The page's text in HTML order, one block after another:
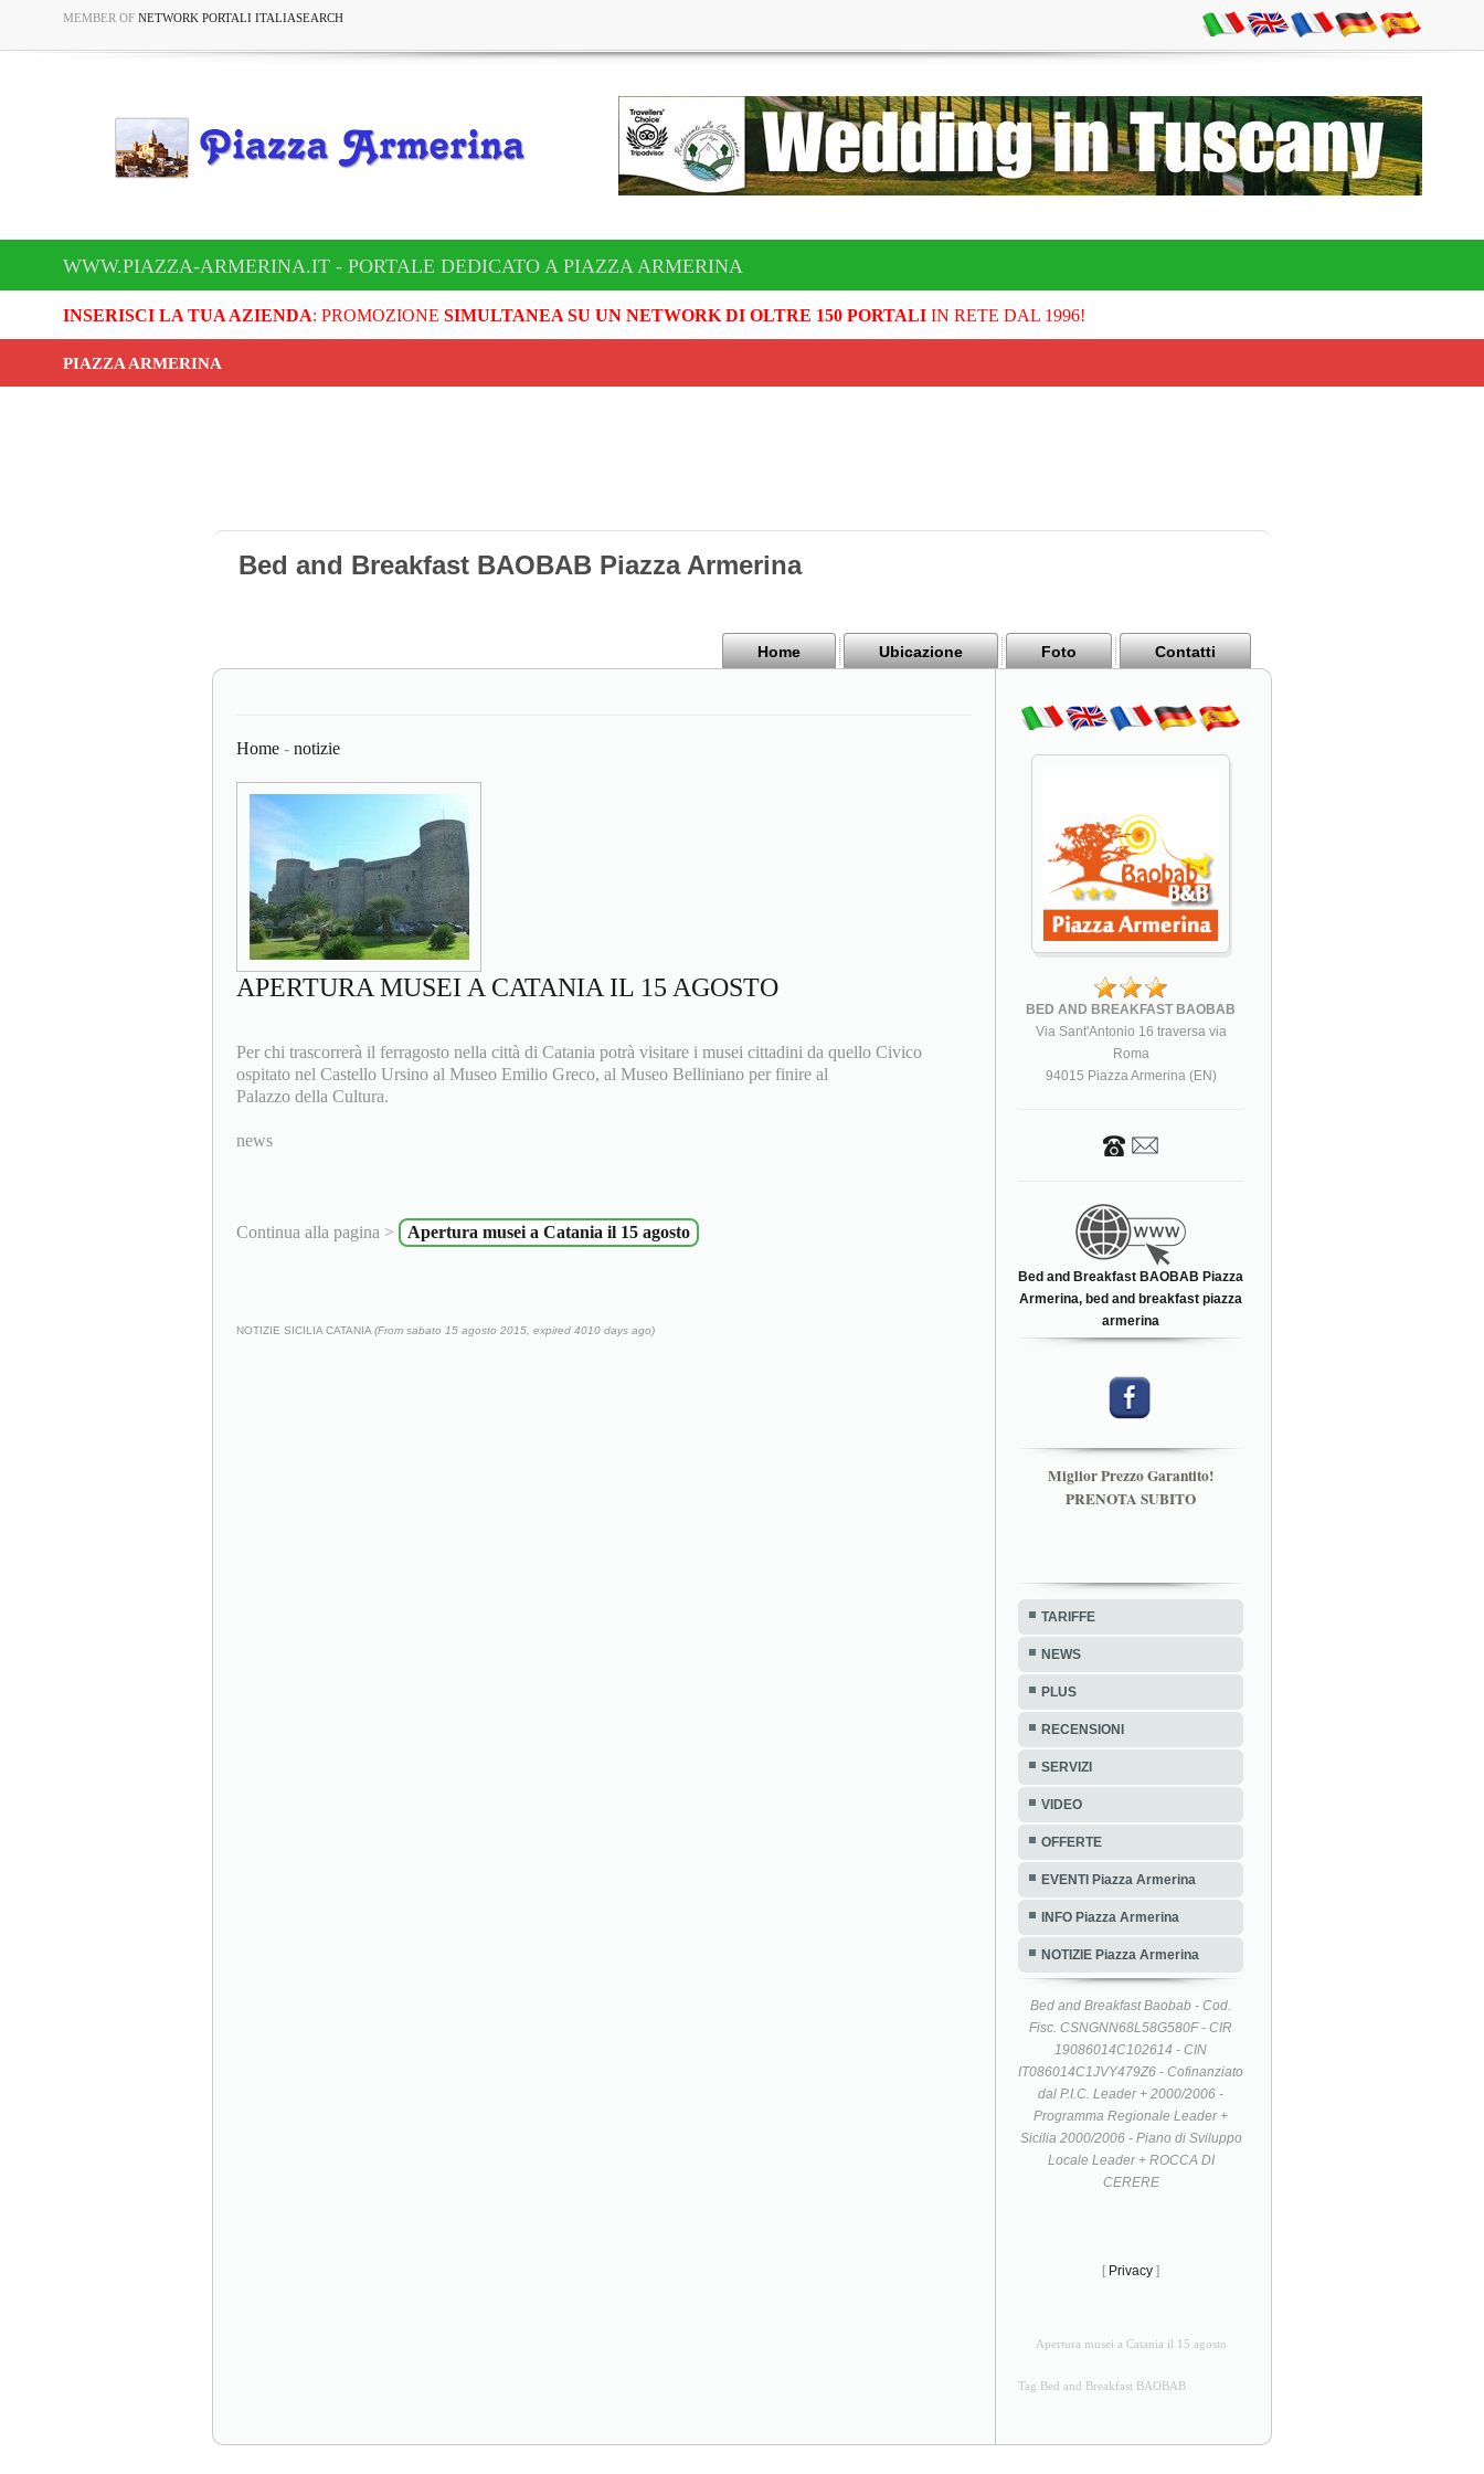
MEMBER OF NETWORK PORTALI ITALIASEARCH
WWW.PIAZZA-ARMERINA.IT - PORTALE DEDICATO A PIAZZA ARMERINA
INSERISCI LA TUA AZIENDA: PROMOZIONE SIMULTANEA SU UN NETWORK DI OLTRE 150 PORTALIIN RETE DAL 1996!
PIAZZA ARMERINA
Bed and Breakfast BAOBAB Piazza Armerina
Home Ubicazione Foto Contatti
Home - notizie
APERTURA MUSEI A CATANIA IL 15 AGOSTO
Per chi trascorrerà il ferragosto nella città di Catania potrà visitare i musei cittadini da quello Civico
ospitato nel Castello Ursino al Museo Emilio Greco, al Museo Belliniano per finire al
Palazzo della Cultura.
news
Continua alla pagina > Apertura musei a Catania il 15 agosto
NOTIZIE SICILIA CATANIA (From sabato 15 agosto 2015, expired 4010 days ago)
BED AND BREAKFAST BAOBAB
Via Sant'Antonio 16 traversa via
Roma
94015 Piazza Armerina (EN)
Bed and Breakfast BAOBAB Piazza
Armerina, bed and breakfast piazza
armerina
Miglior Prezzo Garantito!
PRENOTA SUBITO
TARIFFE
NEWS
PLUS
RECENSIONI
SERVIZI
VIDEO
OFFERTE
EVENTI Piazza Armerina
INFO Piazza Armerina
NOTIZIE Piazza Armerina
Bed and Breakfast Baobab - Cod.
Fisc. CSNGNN68L58G580F - CIR
19086014C102614 - CIN
IT086014C1JVY479Z6 - Cofinanziato
dal P.I.C. Leader + 2000/2006 -
Programma Regionale Leader +
Sicilia 2000/2006 - Piano di Sviluppo
Locale Leader + ROCCA DI
CERERE
[ Privacy ]
Apertura musei a Catania il 15 agosto
Tag Bed and Breakfast BAOBAB